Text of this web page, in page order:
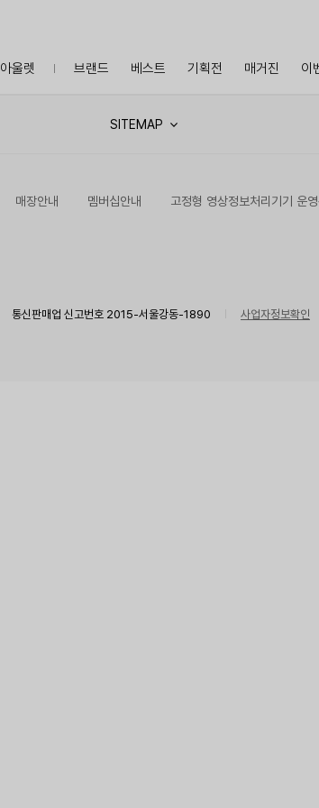
아울렛 브랜드 베스트 기획전 매거진 이
SITEMAP
매장안내 멤버십안내 고정형 영상정보처리기기 운
통신판매업 신고번호 2015-서울강동-1890 사업자정보확인